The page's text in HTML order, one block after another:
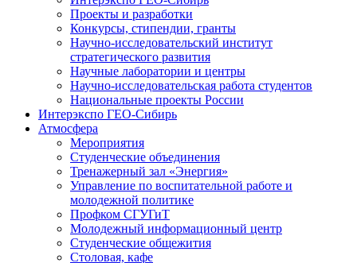
Проекты и разработки
Конкурсы, стипендии, гранты
Научно-исследовательский институт
стратегического развития
Научные лаборатории и центры
Научно-исследовательская работа студентов
Национальные проекты России
Интерэкспо ГЕО-Сибирь
Атмосфера
Мероприятия
Студенческие объединения
Тренажерный зал «Энергия»
Управление по воспитательной работе и
молодежной политике
Профком СГУГиТ
Молодежный информационный центр
Студенческие общежития
Столовая, кафе